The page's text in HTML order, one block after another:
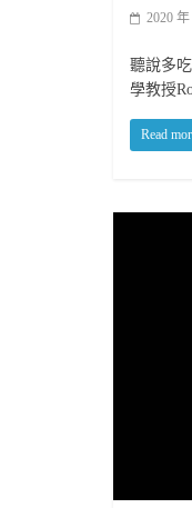
2020 年
聽說多
學教授
Read